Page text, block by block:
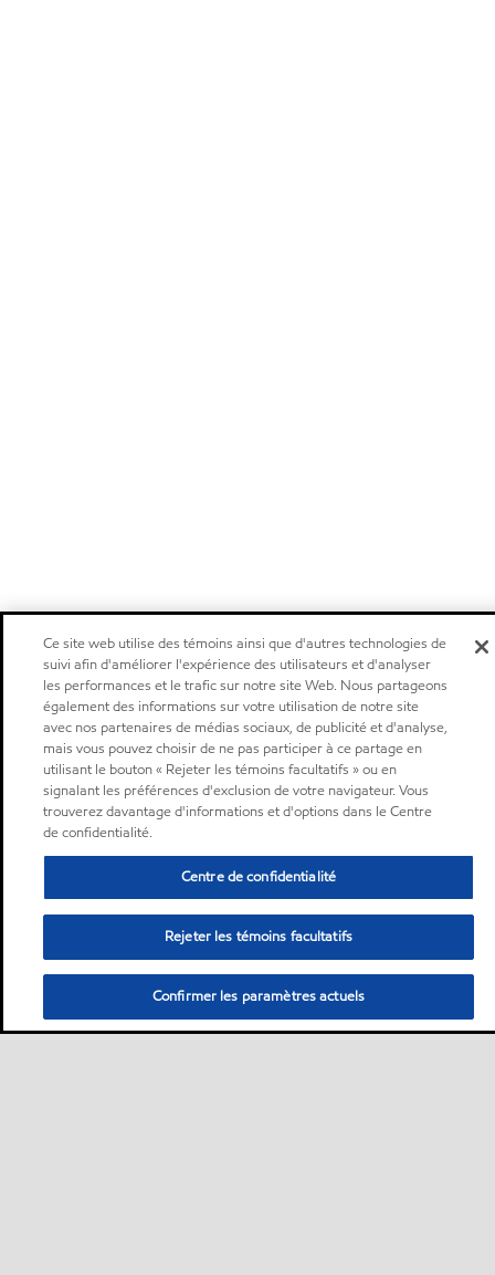
Ce site web utilise des témoins ainsi que d'autres technologies de
suivi afin d'améliorer l'expérience des utilisateurs et d'analyser
les performances et le trafic sur notre site Web. Nous partageons
également des informations sur votre utilisation de notre site
avec nos partenaires de médias sociaux, de publicité et d'analyse,
mais vous pouvez choisir de ne pas participer à ce partage en
utilisant le bouton « Rejeter les témoins facultatifs » ou en
signalant les préférences d'exclusion de votre navigateur. Vous
trouverez davantage d'informations et d'options dans le Centre
de confidentialité.
Centre de confidentialité
Rejeter les témoins facultatifs
Confirmer les paramètres actuels